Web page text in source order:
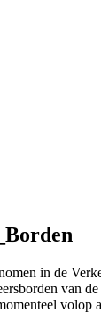
in de
van
volop